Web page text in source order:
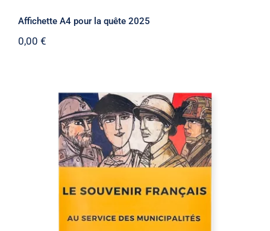
Affichette A4 pour la quête 2025
0,00 €
Dépliant “le Souvenir Français au